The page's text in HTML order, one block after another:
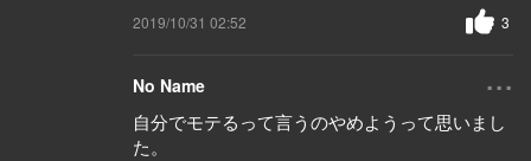
2019/10/31 02:52 3
No Name ...
自分でモテるって言うのやめようって思いまし
た。